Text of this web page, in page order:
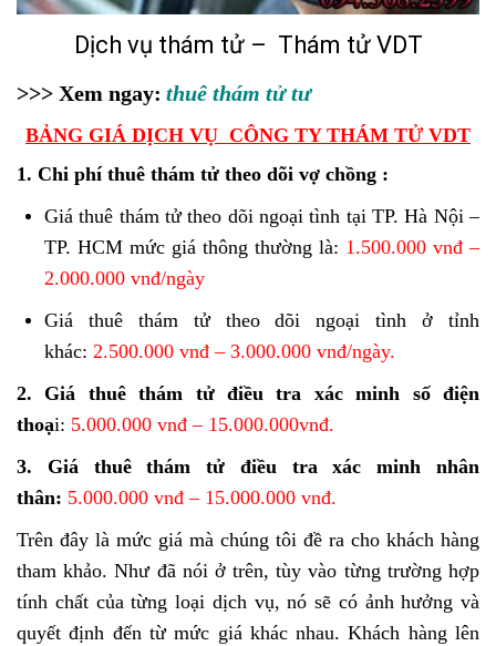
Dịch vụ thám tử – Thám tử VDT
>>> Xem ngay: thuê thám tử tư
BẢNG GIÁ DỊCH VỤ CÔNG TY THÁM TỬ VDT
1. Chi phí thuê thám tử theo dõi vợ chồng :
Giá thuê thám tử theo dõi ngoại tình tại TP. Hà Nội –
TP. HCM mức giá thông thường là: 1.500.000 vnđ –
2.000.000 vnđ/ngày
Giá thuê thám tử theo dõi ngoại tình ở tỉnh
khác: 2.500.000 vnđ – 3.000.000 vnđ/ngày.
2. Giá thuê thám tử điều tra xác minh số điện
thoại: 5.000.000 vnđ – 15.000.000vnđ.
3. Giá thuê thám tử điều tra xác minh nhân
thân: 5.000.000 vnđ – 15.000.000 vnđ.
Trên đây là mức giá mà chúng tôi đề ra cho khách hàng
tham khảo. Như đã nói ở trên, tùy vào từng trường hợp
tính chất của từng loại dịch vụ, nó sẽ có ảnh hưởng và
quyết định đến từ mức giá khác nhau. Khách hàng lên